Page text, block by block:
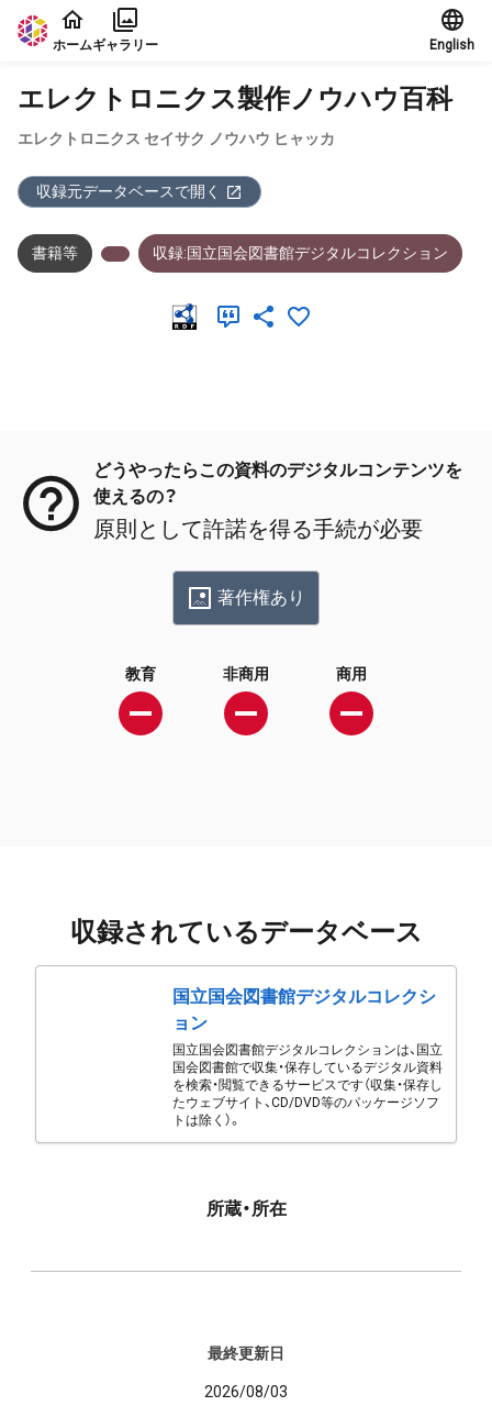
本文に飛ぶ
ホームギャラリー English
エレクトロニクス製作ノウハウ百科
エレクトロニクス セイサク ノウハウ ヒャッカ
収録元データベースで開く
書籍等 収録:国立国会図書館デジタルコレクション
どうやったらこの資料のデジタルコンテンツを
使えるの？
原則として許諾を得る手続が必要
著作権あり
教育 非商用 商用
収録されているデータベース
国立国会図書館デジタルコレクシ
ョン
国立国会図書館デジタルコレクションは、国立
国会図書館で収集・保存しているデジタル資料
を検索・閲覧できるサービスです（収集・保存し
たウェブサイト、CD/DVD等のパッケージソフ
トは除く）。
所蔵・所在
最終更新日
2026/08/03